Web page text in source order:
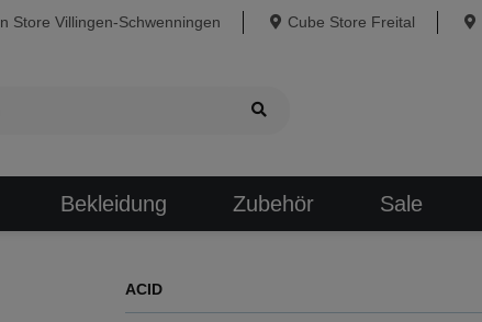
Store Villingen-Schwenningen Cube Store Freital
Bekleidung Zubehör Sale
ACID